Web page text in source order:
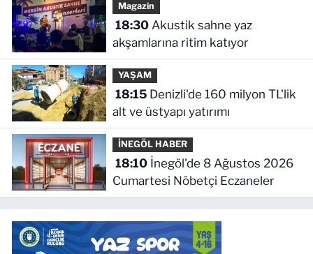
Magazin
18:30Akustik sahne yaz
akşamlarına ritim katıyor
YAŞAM
18:15Denizli'de 160 milyon TL'lik
alt ve üstyapı yatırımı
İNEGÖL HABER
18:10İnegöl'de 8 Ağustos 2026
Cumartesi Nöbetçi Eczaneler